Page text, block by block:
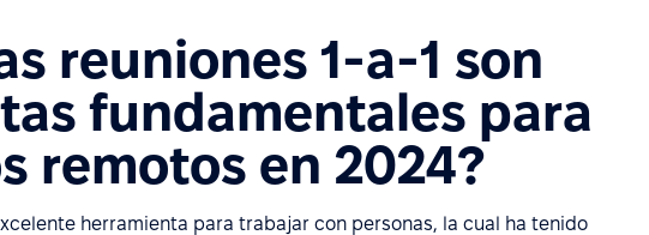
reuniones 1-a-1 son
fundamentales para
remotos en 2024?
herramienta para trabajar con personas, la cual ha tenido